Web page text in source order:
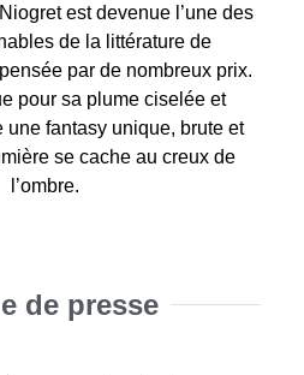
est devenue l’une des
de la littérature de
par de nombreux prix.
pour sa plume ciselée et
une fantasy unique, brute et
se cache au creux de
l’ombre.
de presse